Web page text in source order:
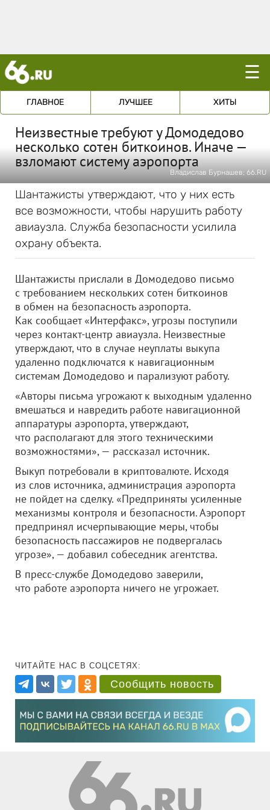
☰
ГЛАВНОЕ ЛУЧШЕЕ ХИТЫ
Неизвестные требуют у Домодедово
несколько сотен биткоинов. Иначе —
взломают систему аэропорта
Владислав Бурнашев; 66.RU
Шантажисты утверждают, что у них есть
все возможности, чтобы нарушить работу
авиаузла. Служба безопасности усилила
охрану объекта.
Шантажисты прислали в Домодедово письмо
с требованием нескольких сотен биткоинов
в обмен на безопасность аэропорта.
Как сообщает «Интерфакс», угрозы поступили
через контакт-центр авиаузла. Неизвестные
утверждают, что в случае неуплаты выкупа
удаленно подключатся к навигационным
системам Домодедово и парализуют работу.
«Авторы письма угрожают к выходным удаленно
вмешаться и навредить работе навигационной
аппаратуры аэропорта, утверждают,
что располагают для этого техническими
возможностями», — рассказал источник.
Выкуп потребовали в криптовалюте. Исходя
из слов источника, администрация аэропорта
не пойдет на сделку. «Предприняты усиленные
механизмы контроля и безопасности. Аэропорт
предпринял исчерпывающие меры, чтобы
безопасность пассажиров не подвергалась
угрозе», — добавил собеседник агентства.
В пресс-службе Домодедово заверили,
что работе аэропорта ничего не угрожает.
ЧИТАЙТЕ НАС В СОЦСЕТЯХ:
Сообщить новость